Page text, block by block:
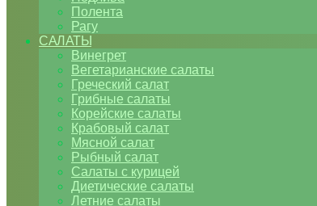
Полента
Рагу
САЛАТЫ
Винегрет
Вегетарианские салаты
Греческий салат
Грибные салаты
Корейские салаты
Крабовый салат
Мясной салат
Рыбный салат
Салаты с курицей
Диетические салаты
Летние салаты